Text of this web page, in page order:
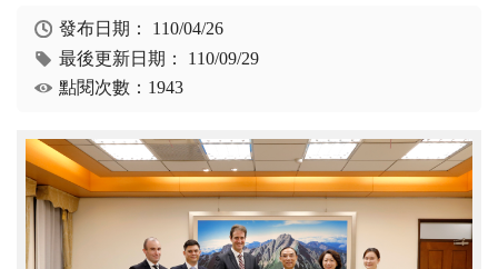
發布日期： 110/04/26
最後更新日期： 110/09/29
點閱次數：1943